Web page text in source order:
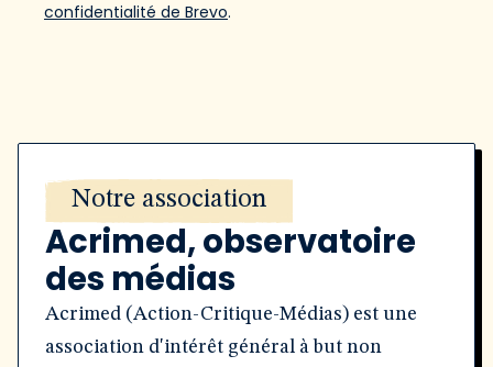
confidentialité de Brevo.
Notre association
Acrimed, observatoire
des médias
Acrimed (Action-Critique-Médias) est une
association d'intérêt général à but non